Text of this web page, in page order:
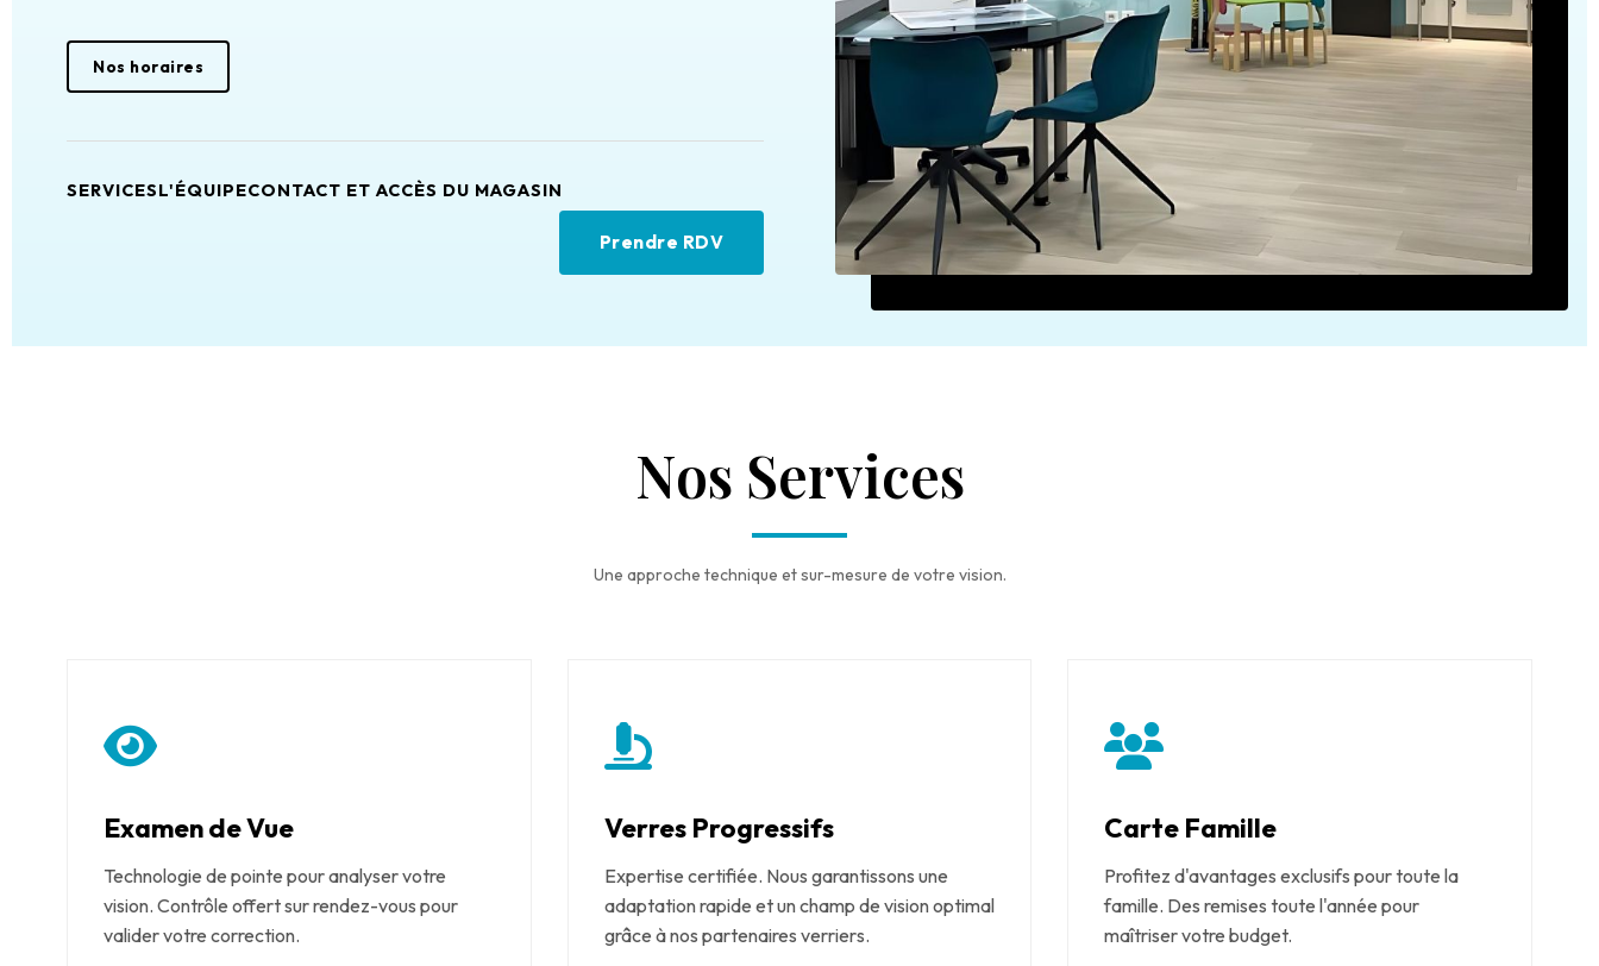
Nos horaires
SERVICESL'ÉQUIPECONTACT ET ACCÈS DU MAGASIN
Prendre RDV
Nos Services
Une approche technique et sur-mesure de votre vision.
Examen de Vue
Technologie de pointe pour analyser votre
vision. Contrôle offert sur rendez-vous pour
valider votre correction.
Verres Progressifs
Expertise certifiée. Nous garantissons une
adaptation rapide et un champ de vision optimal
grâce à nos partenaires verriers.
Carte Famille
Profitez d'avantages exclusifs pour toute la
famille. Des remises toute l'année pour
maîtriser votre budget.